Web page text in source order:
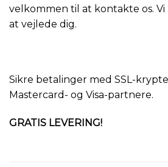
velkommen til at kontakte os.
at vejlede dig.
Sikre betalinger med SSL-
Mastercard- og Visa-partnere.
GRATIS LEVERING!